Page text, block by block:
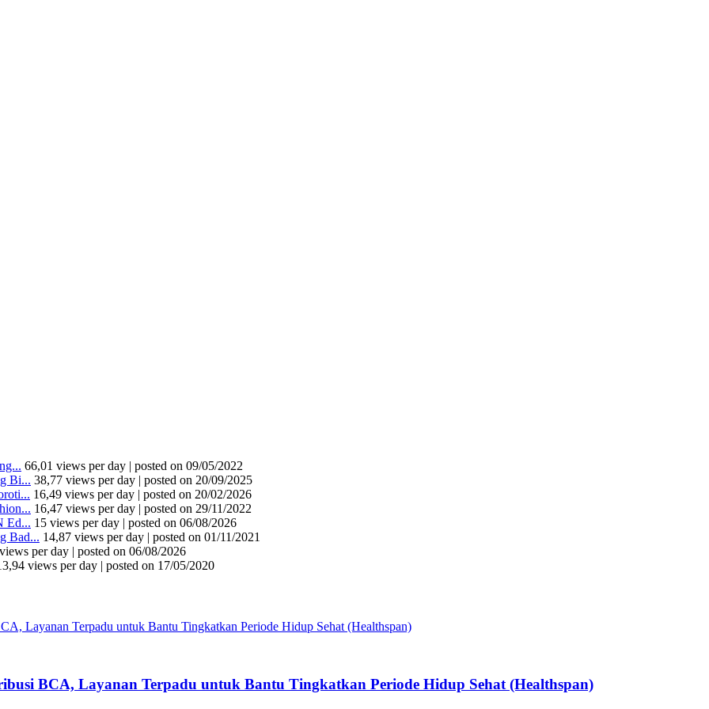
66,01 views per day | posted on 09/05/2022
Bi... 38,77 views per day | posted on 20/09/2025
16,49 views per day | posted on 20/02/2026
16,47 views per day | posted on 29/11/2022
Ed... 15 views per day | posted on 06/08/2026
Bad... 14,87 views per day | posted on 01/11/2021
per day | posted on 06/08/2026
views per day | posted on 17/05/2020
BCA, Layanan Terpadu untuk Bantu Tingkatkan Periode Hidup Sehat (Healthspan)